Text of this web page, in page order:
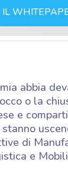
IL
abbia
o la
e
di
e